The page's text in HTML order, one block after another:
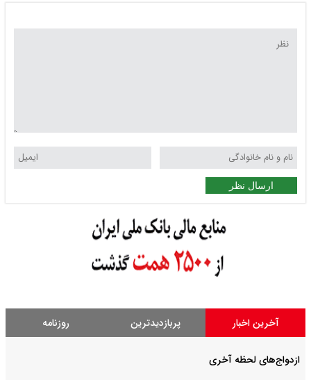
ارسال نظر
آخرین اخبار پربازدیدترین روزنامه
ازدواج‌های لحظه آخری